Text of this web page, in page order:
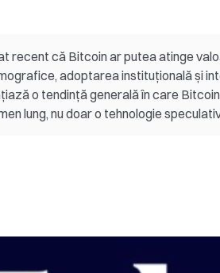
recent că Bitcoin ar putea atinge
adoptarea instituțională și
o tendință generală în care
lung, nu doar o tehnologie